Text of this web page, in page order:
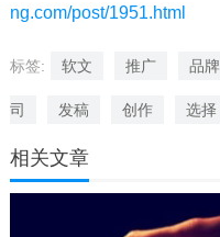
ng.com/post/1951.html
标签: 软文 推广 品牌
司 发稿 创作 选择
相关文章